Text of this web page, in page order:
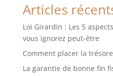
Articles
Loi Girardin : Les 5
vous ignorez peut-être
Comment placer la
La garantie de bonne fin